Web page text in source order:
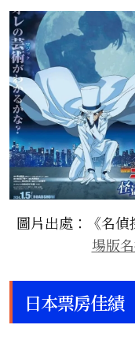
圖片出處：《名偵
場版
日本票房佳績